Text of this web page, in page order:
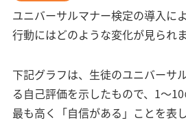
ユニバーサルマナー検定の導入に
行動にはどのような変化が見られ
下記グラフは、生徒のユニバーサ
る自己評価を示したもので、1〜
最も高く「自信がある」ことを表し